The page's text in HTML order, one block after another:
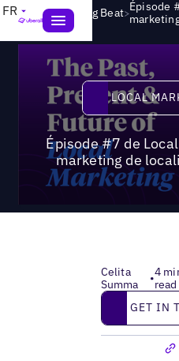
FR Local Marketing Beat>Épisode
LOCAL
Épisode #7 de
marketing de
Celita
Summa
•4
read
Get in touch
GET IN